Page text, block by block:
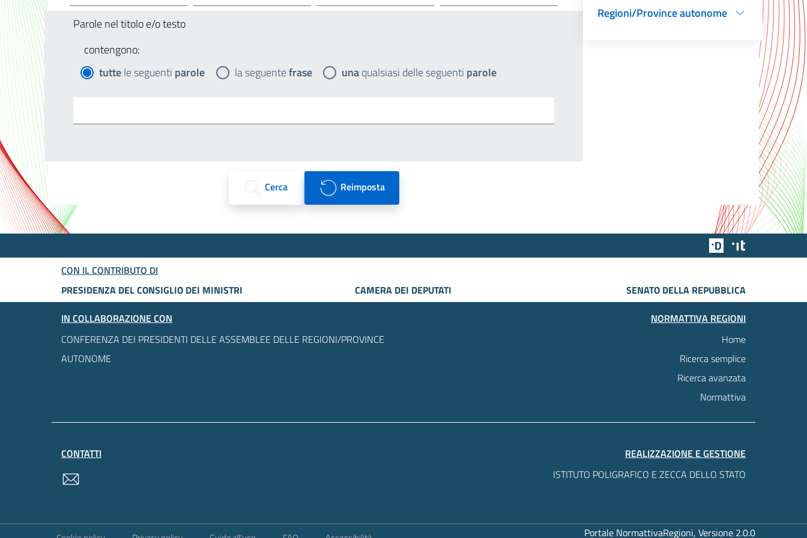
Parole nel titolo e/o testo
contengono:
tuttele seguenti parole la seguentefrase unaqualsiasi delle seguenti parole
Cerca Reimposta
Regioni/Province autonome
Team Digitale
CON IL CONTRIBUTO DI
PRESIDENZA DEL CONSIGLIO DEI MINISTRI
CAMERA DEI DEPUTATI
SENATO DELLA REPUBBLICA
IN COLLABORAZIONE CON
CONFERENZA DEI PRESIDENTI DELLE ASSEMBLEE DELLE REGIONI/PROVINCE
AUTONOME
NORMATTIVA REGIONI
Home
Ricerca semplice
Ricerca avanzata
Normattiva
CONTATTI
REALIZZAZIONE E GESTIONE
ISTITUTO POLIGRAFICO E ZECCA DELLO STATO
Portale NormattivaRegioni, Versione 2.0.0